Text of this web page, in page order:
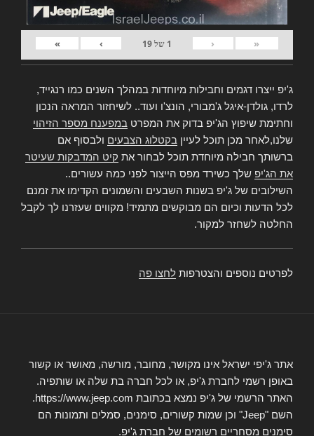
«
‹
1 של19
›
»
ג'יפ ייצרו דגמים וחבילות מיוחדות במהלך השנים כמו רנגייד,
לרדו, גולדן-איגל ג'מבורי, הונצ'ו ועוד.. לשיחזור המראה הנכון
וחתימת שיפוץ הג'יפ בדוק את המפרט במפענח מספר הזיהוי
שלנו,לאחר מכן תוכל לעיין בקטלוג הצבעים ולבסוף אם
ברשותך חבילה מיוחדת תוכל לבחור את קיט המדבקות שעיטר
את הג'יפ שלך כשירד מפס הייצור לפני כמה עשורים..
השילובים של ג'יפ בשנות השבעים והשמונים הקדימו את זמנם
לכל הדעות וכיום הם מבוקשים מתמיד! מקווים שעזרנו לך לקבל
החלטה לשחזר למקור.
לפרטים נוספים והצטרפות לחצו פה
אתר ג'יפי ישראל אינו מקושר, מחובר, מורשה, מאושר או קשור
באופן רשמי לחברת ג'יפ, או לכל חברה בת שלה או שותפיה.
האתר הרשמי של ג'יפ נמצא בכתובת https://www.jeep.com.
השם "Jeep" וכן שמות קשורים, סימנים, סמלים ותמונות הם
סימנים מסחריים רשומים של חברת ג'יפ.